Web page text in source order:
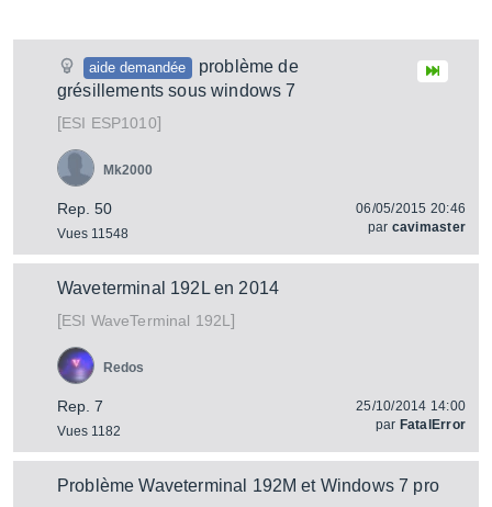
aide demandée
problème de
grésillements sous windows 7
[ESI ESP1010]
Rep. 50
Vues 11548
Mk2000
06/05/2015 20:46
par cavimaster
Waveterminal 192L en 2014
[ESI WaveTerminal 192L]
Rep. 7
Vues 1182
Redos
25/10/2014 14:00
par FatalError
Problème Waveterminal 192M et Windows 7 pro